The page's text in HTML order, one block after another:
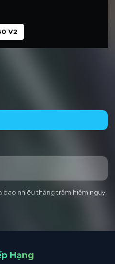
V2
bao nhiêu thăng trầm hiểm nguy,
Hạng